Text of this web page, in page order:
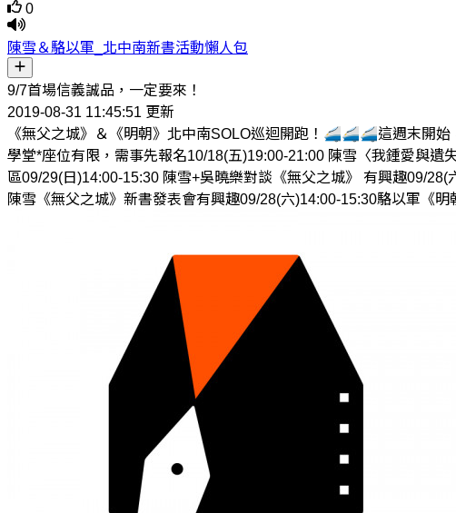
0
陳雪＆駱以軍_北中南新書活動懶人包
9/7首場信義誠品，一定要來！
2019-08-31 11:45:51 更新
《無父之城》＆《明朝》北中南SOLO巡迴開跑！🚄🚄🚄這週末開
學堂*座位有限，需事先報名10/18(五)19:00-21:00 陳雪〈我鍾愛與
區09/29(日)14:00-15:30 陳雪+吳曉樂對談《無父之城》 有興趣09/
陳雪《無父之城》新書發表會有興趣09/28(六)14:00-15:30駱以軍《明